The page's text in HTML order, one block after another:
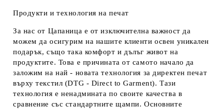
Продукти и технология на печат
За нас от Цапаница е от изключителна важност да
можем да осигурим на нашите клиенти освен уникален
подарък, също така комфорт и дълъг живот на
продуктите. Това е причината от самото начало да
заложим на най - новата технология за директен печат
върху текстил (DTG - Direct to Garment). Тази
технология е ненадмината по своите качества в
сравнение със стандартните щампи. Основните